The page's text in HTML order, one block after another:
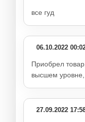
все гуд
06.10.2022
Приобрел
высшем
27.09.2022